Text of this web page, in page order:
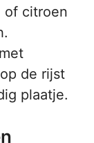
of citroen
de rijst
plaatje.